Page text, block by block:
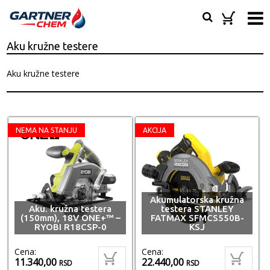
Aku kružne testere
Aku kružne testere
NEMA NA STANJU
Aku. kružna testera
(150mm), 18V ONE+™ –
RYOBI R18CSP-0
Cena:
11.340,00RSD
AKCIJA
Akumulatorska kružna
testera STANLEY
FATMAX SFMCS550B-
KSJ
Cena:
22.440,00RSD